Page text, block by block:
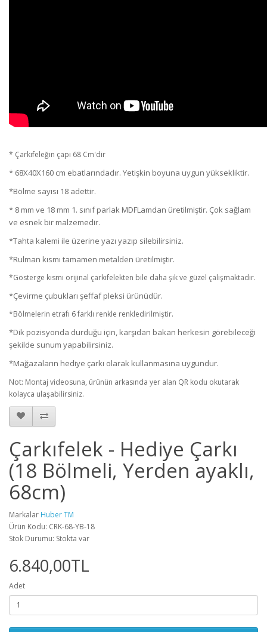
* Çarkıfeleğin çapı 68 Cm'dir
* 68X40X160 cm ebatlarındadır. Yetişkin boyuna uygun yüksekliktir.
*Bölme sayısı 18 adettir.
* 8 mm ve 18 mm 1. sınıf parlak MDFLamdan üretilmiştir. Çok sağlam
ve esnek bir malzemedir.
*Tahta kalemi ile üzerine yazı yazıp silebilirsiniz.
*Rulman kısmı tamamen metalden üretilmiştir.
*Gösterge kısmı orijinal çarkıfelekten bile daha şık ve güzel çalışmaktadır.
*Çevirme çubukları şeffaf pleksi ürünüdür.
*Bölmelerin etrafı 6 farklı renkle renkledirilmiştir.
*Dik pozisyonda durduğu için, karşıdan bakan herkesin görebileceği
şekilde sunum yapabilirsiniz.
*Mağazaların hediye çarkı olarak kullanmasına uygundur.
Not: Montaj videosuna, ürünün arkasında yer alan QR kodu okutarak
kolayca ulaşabilirsiniz.
Çarkıfelek - Hediye Çarkı
(18 Bölmeli, Yerden ayaklı,
68cm)
Markalar Huber TM
Ürün Kodu: CRK-68-YB-18
Stok Durumu: Stokta var
6.840,00TL
Adet